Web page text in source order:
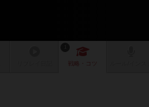
戦略 ・コツ